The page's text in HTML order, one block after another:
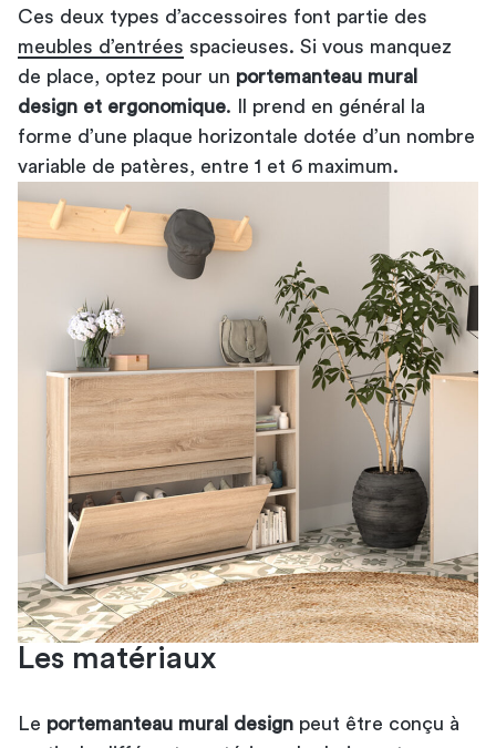
Ces deux types d’accessoires font partie des
meubles d’entrées spacieuses. Si vous manquez
de place, optez pour un portemanteau mural
design et ergonomique. Il prend en général la
forme d’une plaque horizontale dotée d’un nombre
variable de patères, entre 1 et 6 maximum.
Les matériaux
Le portemanteau mural design peut être conçu à